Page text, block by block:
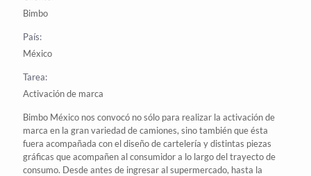
Bimbo
País:
México
Tarea:
Activación de marca
Bimbo México nos convocó no sólo para realizar la activación de
marca en la gran variedad de camiones, sino también que ésta
fuera acompañada con el diseño de cartelería y distintas piezas
gráficas que acompañen al consumidor a lo largo del trayecto de
consumo. Desde antes de ingresar al supermercado, hasta la